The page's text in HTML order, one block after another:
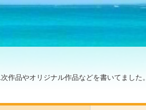
作品やオリジナル作品などを書いてました。